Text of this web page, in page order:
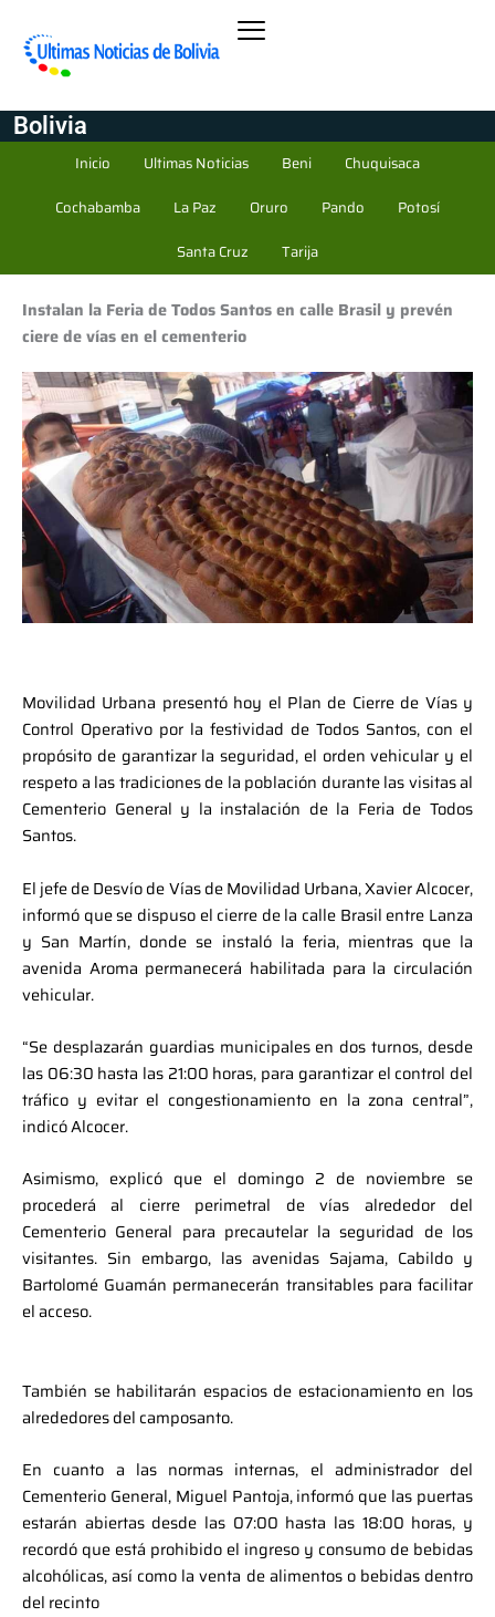
Bolivia
Inicio Ultimas Noticias Beni
Chuquisaca
Cochabamba
La Paz Oruro Pando
Potosí
Santa Cruz
Tarija
Instalan la Feria de Todos Santos en calle Brasil y prevén
ciere de vías en el cementerio
Movilidad Urbana presentó hoy el Plan de Cierre de Vías y
Control Operativo por la festividad de Todos Santos, con el
propósito de garantizar la seguridad, el orden vehicular y el
respeto a las tradiciones de la población durante las visitas al
Cementerio General y la instalación de la Feria de Todos
Santos.
El jefe de Desvío de Vías de Movilidad Urbana, Xavier Alcocer,
informó que se dispuso el cierre de la calle Brasil entre Lanza
y San Martín, donde se instaló la feria, mientras que la
avenida Aroma permanecerá habilitada para la circulación
vehicular.
“Se desplazarán guardias municipales en dos turnos, desde
las 06:30 hasta las 21:00 horas, para garantizar el control del
tráfico y evitar el congestionamiento en la zona central”,
indicó Alcocer.
Asimismo, explicó que el domingo 2 de noviembre se
procederá al cierre perimetral de vías alrededor del
Cementerio General para precautelar la seguridad de los
visitantes. Sin embargo, las avenidas Sajama, Cabildo y
Bartolomé Guamán permanecerán transitables para facilitar
el acceso.
También se habilitarán espacios de estacionamiento en los
alrededores del camposanto.
En cuanto a las normas internas, el administrador del
Cementerio General, Miguel Pantoja, informó que las puertas
estarán abiertas desde las 07:00 hasta las 18:00 horas, y
recordó que está prohibido el ingreso y consumo de bebidas
alcohólicas, así como la venta de alimentos o bebidas dentro
del recinto